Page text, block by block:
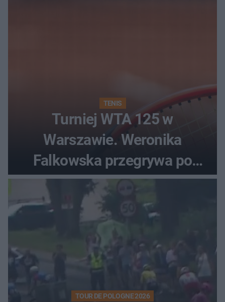
TENIS
Turniej WTA 125 w
Warszawie. Weronika
Falkowska przegrywa po
zaciętym boju
TOUR DE POLOGNE 2026